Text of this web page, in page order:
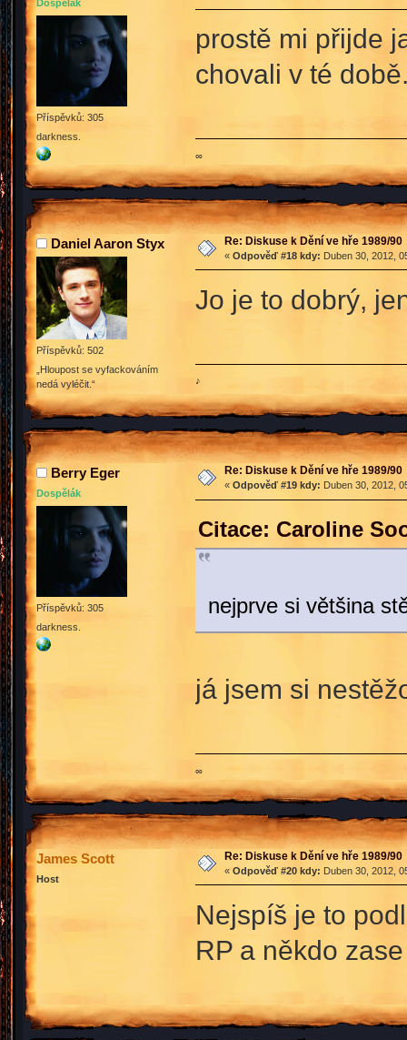
Dospělák
Příspěvků: 305
darkness.
prostě mi přijde
chovali v té
∞
Daniel Aaron Styx
Příspěvků: 502
„Hloupost se vyfackováním
nedá vyléčit.“
Re: Diskuse k Dění ve hře 1989/90
« Odpověď #18 kdy: Duben 30, 2012,
Jo je to dobrý,
♪
Berry Eger
Dospělák
Příspěvků: 305
darkness.
Re: Diskuse k Dění ve hře 1989/90
« Odpověď #19 kdy: Duben 30, 2012,
Citace: Caroline
nejprve si většina
já jsem si
∞
James Scott
Host
Re: Diskuse k Dění ve hře 1989/90
« Odpověď #20 kdy: Duben 30, 2012,
Nejspíš je to
RP a někdo